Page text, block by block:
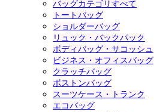
バッグカテゴリすべて
トートバッグ
ショルダーバッグ
リュック・バックパック
ボディバッグ・サコッシュ
ビジネス・オフィスバッグ
クラッチバッグ
ボストンバッグ
スーツケース・トランク
エコバッグ